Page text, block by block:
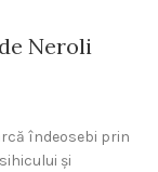
Neroli
îndeosebi prin
și